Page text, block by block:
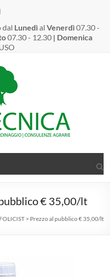
dal Lunedì al Venerdì 07.30 -
07.30 - 12.30 | Domenica
€ 35,00/lt
FOLICIST > Prezzo al pubblico € 35,00/lt